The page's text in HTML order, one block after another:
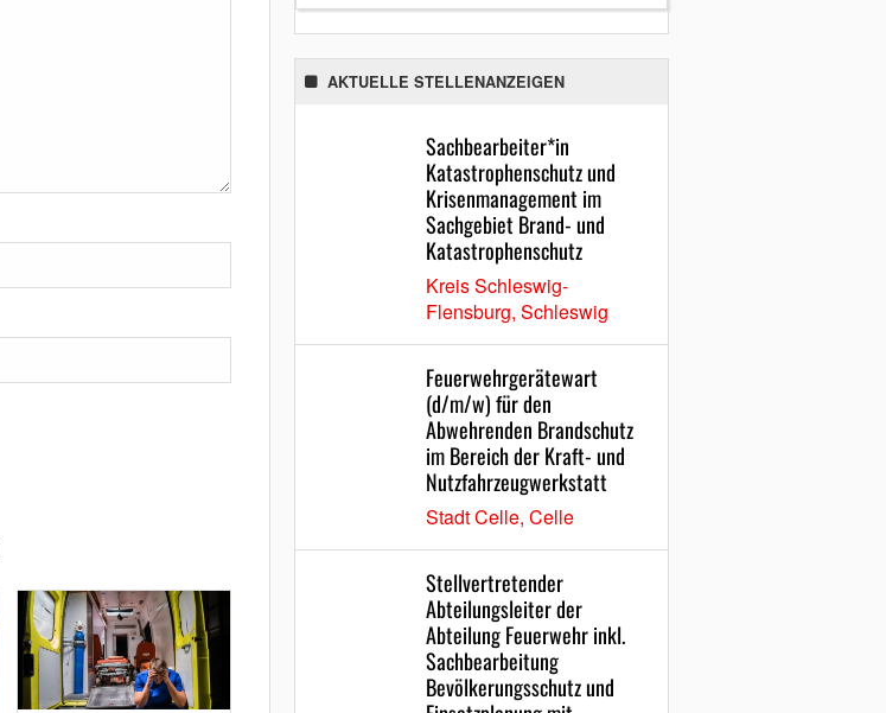
AKTUELLE STELLENANZEIGEN
Sachbearbeiter*in
Katastrophenschutz und
Krisenmanagement im
Sachgebiet Brand- und
Katastrophenschutz
Kreis Schleswig-
Flensburg, Schleswig
Feuerwehrgerätewart
(d/m/w) für den
Abwehrenden Brandschutz
im Bereich der Kraft- und
Nutzfahrzeugwerkstatt
Stadt Celle, Celle
Stellvertretender
Abteilungsleiter der
Abteilung Feuerwehr inkl.
Sachbearbeitung
Bevölkerungsschutz und